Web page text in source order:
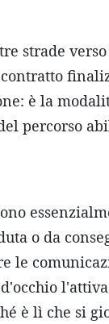
strade
è la
percorso
o da
le
è lì che si